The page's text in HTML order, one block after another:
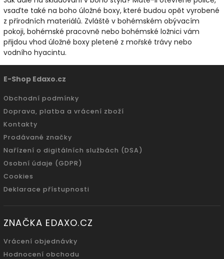
vsaďte také na boho úložné boxy, které budou opět vyrobené
z přírodních materiálů. Zvláště v bohémském obývacím
pokoji, bohémské pracovně nebo bohémské ložnici vám
přijdou vhod úložné boxy pletené z mořské trávy nebo
vodního hyacintu.
E-Shop Edaxo.cz
Obchodní podmínky
Doprava, platba a vrácení zboží
Kontakty
Prodávané značky
Nařízení o digitálních službách (DSA)
Osobní údaje (GDPR)
Cookies
Deklarace přístupnosti
ZNAČKA EDAXO.CZ
Vrácení objednávky
Hodnocení obchodu